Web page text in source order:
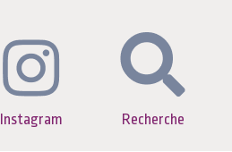
Instagram Recherche